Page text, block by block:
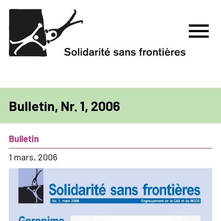
Aller
contenu
principal
menu
Bulletin, Nr. 1, 2006
Bulletin
1 mars, 2006